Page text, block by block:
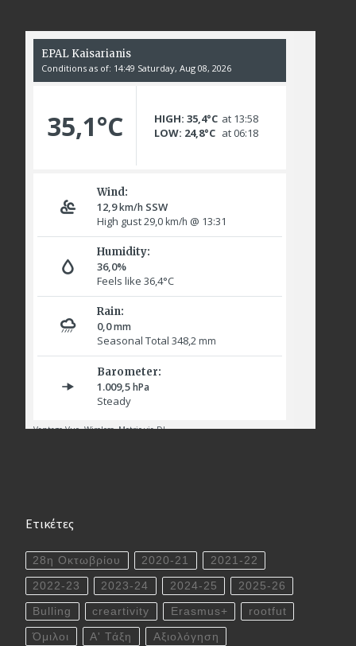
Ετικέτες
28η Οκτωβρίου 2020-21 2021-22
2022-23 2023-24 2024-25 2025-26
Bulling creartivity Erasmus+ rootfut
Όμιλοι Α' Τάξη Αξιολόγηση